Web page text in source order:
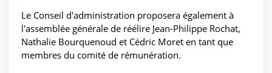
Le Conseil d'administration proposera également à
l'assemblée générale de réélire Jean-Philippe Rochat,
Nathalie Bourquenoud et Cédric Moret en tant que
membres du comité de rémunération.